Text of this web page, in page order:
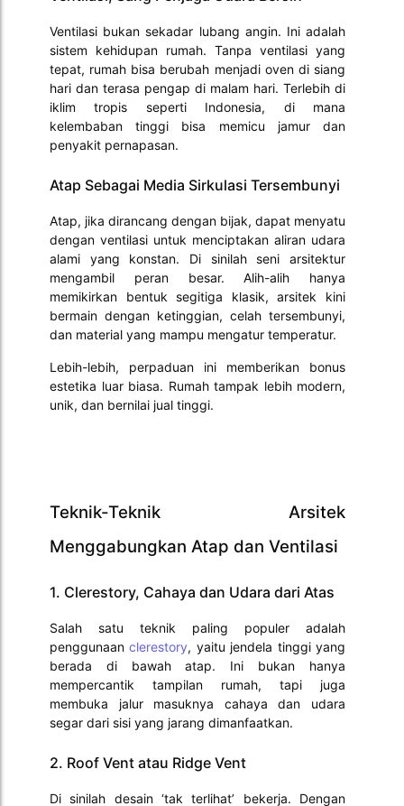
Ventilasi bukan sekadar lubang angin. Ini adalah
sistem kehidupan rumah. Tanpa ventilasi yang
tepat, rumah bisa berubah menjadi oven di siang
hari dan terasa pengap di malam hari. Terlebih di
iklim tropis seperti Indonesia, di mana
kelembaban tinggi bisa memicu jamur dan
penyakit pernapasan.
Atap Sebagai Media Sirkulasi Tersembunyi
Atap, jika dirancang dengan bijak, dapat menyatu
dengan ventilasi untuk menciptakan aliran udara
alami yang konstan. Di sinilah seni arsitektur
mengambil peran besar. Alih-alih hanya
memikirkan bentuk segitiga klasik, arsitek kini
bermain dengan ketinggian, celah tersembunyi,
dan material yang mampu mengatur temperatur.
Lebih-lebih, perpaduan ini memberikan bonus
estetika luar biasa. Rumah tampak lebih modern,
unik, dan bernilai jual tinggi.
Teknik-Teknik Arsitek
Menggabungkan Atap dan Ventilasi
1. Clerestory, Cahaya dan Udara dari Atas
Salah satu teknik paling populer adalah
penggunaanclerestory, yaitu jendela tinggi yang
berada di bawah atap. Ini bukan hanya
mempercantik tampilan rumah, tapi juga
membuka jalur masuknya cahaya dan udara
segar dari sisi yang jarang dimanfaatkan.
2. Roof Vent atau Ridge Vent
Di sinilah desain ‘tak terlihat’ bekerja. Dengan